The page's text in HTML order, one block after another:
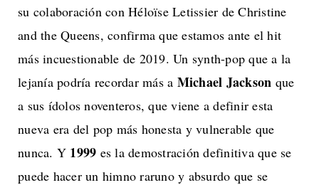
su colaboración con Héloïse Letissier de Christine
and the Queens, confirma que estamos ante el hit
más incuestionable de 2019. Un synth-pop que a la
lejanía podría recordar más a Michael Jackson que
a sus ídolos noventeros, que viene a definir esta
nueva era del pop más honesta y vulnerable que
nunca. Y 1999 es la demostración definitiva que se
puede hacer un himno raruno y absurdo que se